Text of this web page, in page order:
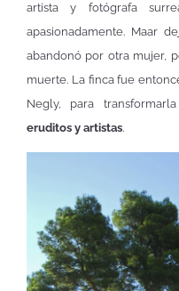
artista y fotógrafa
apasionadamente. Maar
abandonó por otra mujer,
muerte. La finca fue
Negly, para
eruditos y artistas.